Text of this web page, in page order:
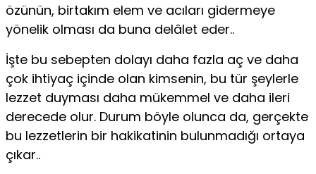
özünün, birtakım elem ve acıları gidermeye
yönelik olması da buna delâlet eder..
İşte bu sebepten dolayı daha fazla aç ve daha
çok ihtiyaç içinde olan kimsenin, bu tür şeylerle
lezzet duyması daha mükemmel ve daha ileri
derecede olur. Durum böyle olunca da, gerçekte
bu lezzetlerin bir hakikatinin bulunmadığı ortaya
çıkar..